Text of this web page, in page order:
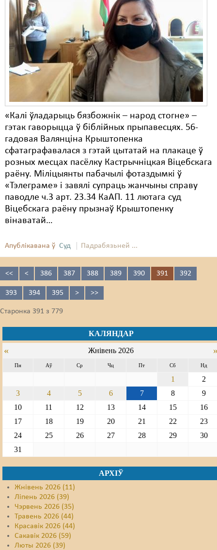
«Калі ўладарыць бязбожнік – народ стогне» –
гэтак гаворыцца ў біблійных прыпавесцях. 56-
гадовая Валянціна Крыштопенка
сфатаграфавалася з гэтай цытатай на плакаце ў
розных месцах пасёлку Кастрычніцкая Віцебскага
раёну. Міліцыянты пабачылі фотаздымкі ў
«Тэлеграме» і завялі супраць жанчыны справу
паводле ч.3 арт. 23.34 КаАП. 11 лютага суд
Віцебскага раёну прызнаў Крыштопенку
вінаватай…
Апублікавана ў Суд Падрабязьней ...
<< < 386 387 388 389 390 391 392
393 394 395 > >>
Старонка 391 з 779
КАЛЯНДАР
« Жнівень 2026
Пн Аў Ср Чц Пт Сб Нд
1
2
3
4 5 6 7 8
9
10
11 12 13 14 15
16
17
18 19 20 21 22
23
24
25 26 27 28 29
30
31
АРХІЎ
Жнівень 2026 (11)
Ліпень 2026 (39)
Чэрвень 2026 (35)
Травень 2026 (44)
Красавік 2026 (44)
Сакавік 2026 (59)
Люты 2026 (39)